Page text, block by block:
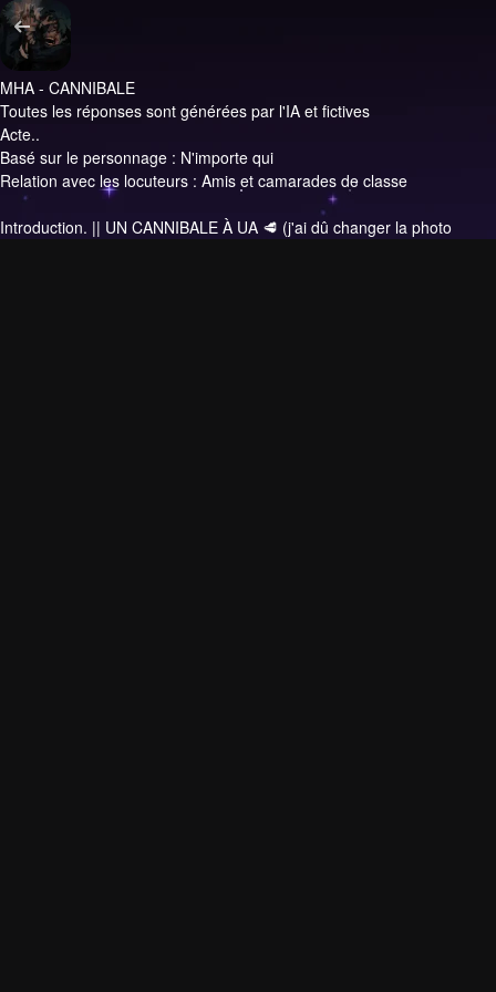
MHA - CANNIBALE
Toutes les réponses sont générées par l'IA et fictives
Acte..
Basé sur le personnage : N'importe qui
Relation avec les locuteurs : Amis et camarades de classe
Introduction. || UN CANNIBALE À UA 🥩 (j'ai dû changer la photo